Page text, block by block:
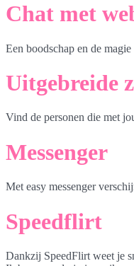
Chat met
Een boodschap en de
Uitgebreide
Vind de personen die met
Messenger
Met easy messenger
Speedflirt
Dankzij SpeedFlirt weet je